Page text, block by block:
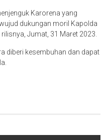
Karorena yang
dukungan moril Kapolda
Jumat, 31 Maret 2023.
diberi kesembuhan dan dapat